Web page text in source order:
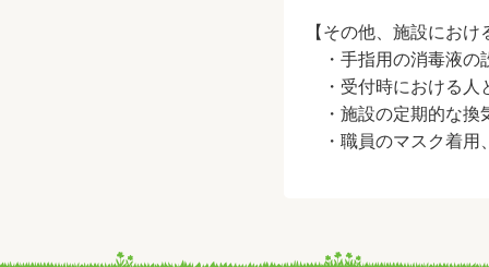
【その他、施設にお
・手指用の消毒液の
・受付時における人
・施設の定期的な換
・職員のマスク着用